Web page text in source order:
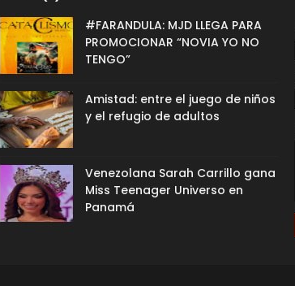
#FARANDULA: MJD LLEGA PARA
PROMOCIONAR “NOVIA YO NO
TENGO”
Amistad: entre el juego de niños
y el refugio de adultos
Venezolana Sarah Carrillo gana
Miss Teenager Universo en
Panamá